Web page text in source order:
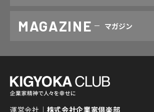
MAGAZINE マガジン
運営会社｜ 株式会社企業家倶楽部